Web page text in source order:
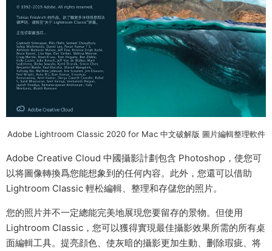
Adobe Lightroom Classic 2020 for Mac 中文破解版 圖片編輯整理軟件
Adobe Creative Cloud 中國攝影計劃包含 Photoshop，使您可
以将圖像轉換爲您能想象到的任何内容。此外，您還可以借助
Lightroom Classic 輕松編輯、整理和存儲您的照片。
您的照片并不一定總能完美地展現您要留存的景物。但使用
Lightroom Classic，您可以獲得實現最佳攝影效果所需的所有桌
面編輯工具。提亮顔色、使灰暗的攝影更加生動、删除瑕疵、将